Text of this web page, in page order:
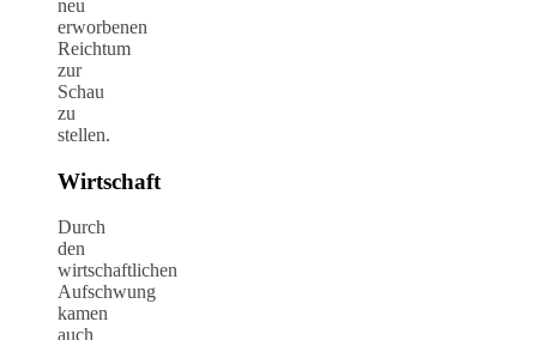
neu
erworbenen
Reichtum
zur
Schau
zu
stellen.
Wirtschaft
Durch
den
wirtschaftlichen
Aufschwung
kamen
auch